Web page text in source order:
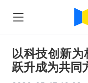
以科技创新
跃升成为共同